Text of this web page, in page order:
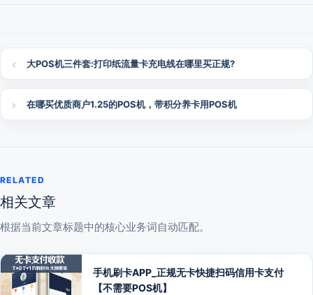
大POS机三件套:打印纸流量卡充电线在哪里买正规?
在哪买优质商户1.25的POS机，带积分养卡用POS机
RELATED
相关文章
根据当前文章标题中的核心业务词自动匹配。
手机刷卡APP_正规无卡快捷扫码信用卡支付
【不需要POS机】